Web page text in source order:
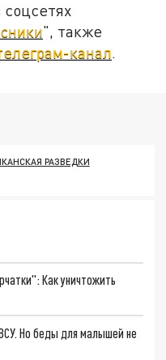
", также
канал.
РАЗВЕДКИ
Как уничтожить
Но беды для малышей не